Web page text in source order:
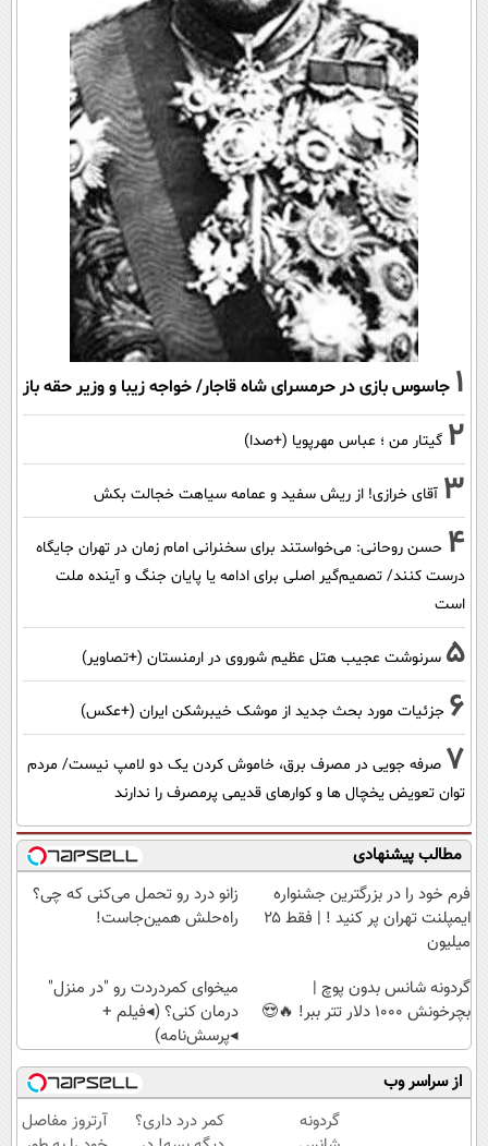
1 جاسوس بازی در حرمسرای شاه قاجار/ خواجه زیبا و وزیر حقه باز
2 گیتار من ؛ عباس مهرپویا (+صدا)
3 آقای خرازی! از ریش سفید و عمامه سیاهت خجالت بکش
4 حسن روحانی: می‌خواستند برای سخنرانی امام زمان در تهران جایگاه
درست کنند/ تصمیم‌گیر اصلی برای ادامه یا پایان جنگ و آینده ملت
است
5 سرنوشت عجیب هتل عظیم شوروی در ارمنستان (+تصاویر)
6 جزئیات مورد بحث جدید از موشک خیبرشکن ایران (+عکس)
7 صرفه جویی در مصرف برق، خاموش کردن یک دو لامپ نیست/ مردم
توان تعویض یخچال ها و کوارهای قدیمی پرمصرف را ندارند
مطالب پیشنهادی
فرم خود را در بزرگترین جشنواره
ایمپلنت تهران پر کنید ! | فقط ۲۵
میلیون
زانو درد رو تحمل می‌کنی که چی؟
راه‌حلش همین‌جاست!
گردونه شانس بدون پوچ |
بچرخونش 1000 دلار تتر ببر! 🔥😍
میخوای کمردردت رو "در منزل"
درمان کنی؟ (◂فیلم +
◂پرسش‌نامه)
از سراسر وب
گردونه
کمر درد داری؟
آرتروز مفاصل